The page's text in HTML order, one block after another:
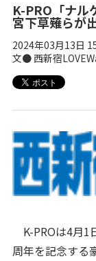
K-PRO「ナル
宮下草薙らが
2024年03月13日
文● 西新宿
K-PROは4月1
周年を記念する